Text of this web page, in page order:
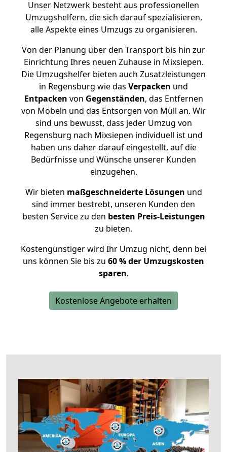
Unser Netzwerk besteht aus professionellen
Umzugshelfern, die sich darauf spezialisieren,
alle Aspekte eines Umzugs zu organisieren.
Von der Planung über den Transport bis hin zur
Einrichtung Ihres neuen Zuhause in Mixsiepen.
Die Umzugshelfer bieten auch Zusatzleistungen
in Regensburg wie das Verpacken und
Entpacken von Gegenständen, das Entfernen
von Möbeln und das Entsorgen von Müll an. Wir
sind uns bewusst, dass jeder Umzug von
Regensburg nach Mixsiepen individuell ist und
haben uns daher darauf eingestellt, auf die
Bedürfnisse und Wünsche unserer Kunden
einzugehen.
Wir bieten maßgeschneiderte Lösungen und
sind immer bestrebt, unseren Kunden den
besten Service zu den besten Preis-Leistungen
zu bieten.
Kostengünstiger wird Ihr Umzug nicht, denn bei
uns können Sie bis zu 60 % der Umzugskosten
sparen.
Kostenlose Angebote erhalten